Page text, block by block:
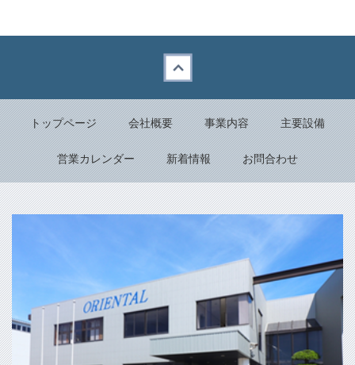
トップページ 会社概要 事業内容 主要設備
営業カレンダー 新着情報 お問合わせ
Back to top